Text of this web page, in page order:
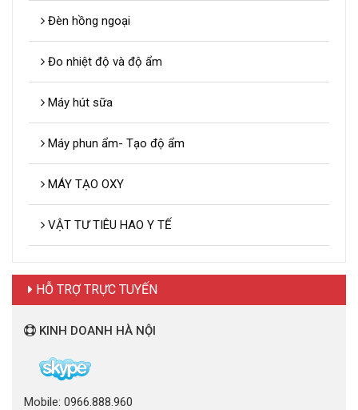
Đèn hồng ngoại
Đo nhiệt độ và độ ẩm
Máy hút sữa
Máy phun ẩm- Tạo độ ẩm
MÁY TẠO OXY
VẬT TƯ TIÊU HAO Y TẾ
HỖ TRỢ TRỰC TUYẾN
KINH DOANH HÀ NỘI
Mobile: 0966.888.960